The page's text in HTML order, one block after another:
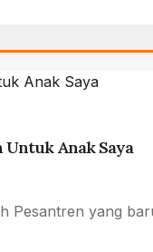
Anak Saya
Pesantren yang